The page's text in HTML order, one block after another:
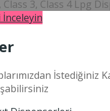
Class 3, Class 4 Lpg
İstediğiniz